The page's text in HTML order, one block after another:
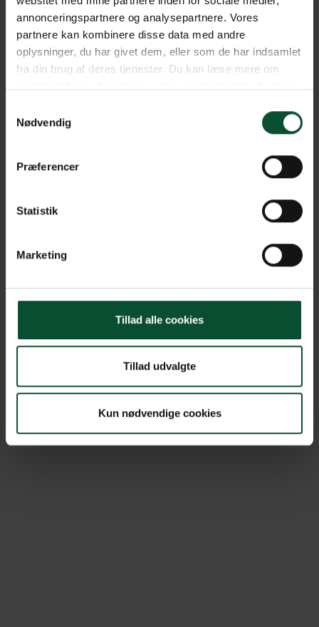
annonceringspartnere og analysepartnere. Vores
partnere kan kombinere disse data med andre
oplysninger, du har givet dem, eller som de har indsamlet
fra din brug af deres tjenester. Du kan læse mere om
Nødvendig
Præferencer
Statistik
Marketing
Tillad alle cookies
Tillad udvalgte
Kun nødvendige cookies